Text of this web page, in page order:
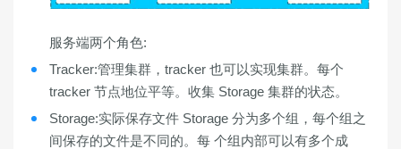
服务端两个角色:
Tracker:管理集群，tracker 也可以实现集群。每个
tracker 节点地位平等。收集 Storage 集群的状态。
Storage:实际保存文件 Storage 分为多个组，每个组之
间保存的文件是不同的。每 个组内部可以有多个成